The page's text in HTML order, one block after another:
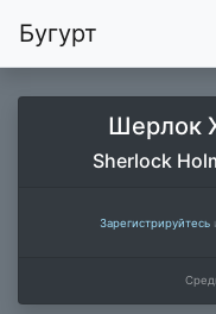
Бугурт
Шерлок
Sherlock
Зарегистрируйтесь